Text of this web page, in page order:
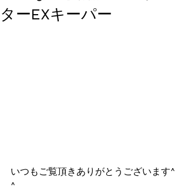
ターEXキーパー
いつもご覧頂きありがとうございます^
^